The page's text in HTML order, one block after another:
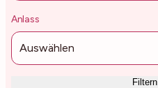
Anlass
Auswählen
Filtern